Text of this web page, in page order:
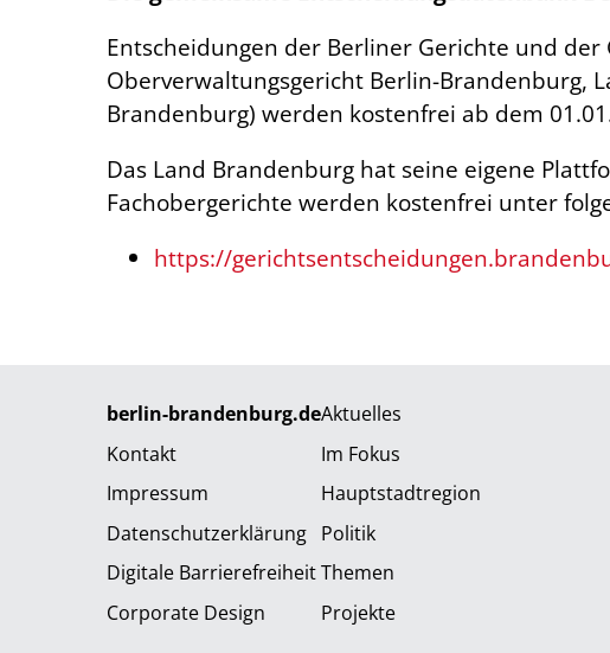
Entscheidungen der Berliner Gerichte und
Oberverwaltungsgericht Berlin-Brandenburg,
Brandenburg) werden kostenfrei ab dem
Das Land Brandenburg hat seine eigene
Fachobergerichte werden kostenfrei unter
https://
berlin-brandenburg.de
Kontakt
Impressum
Datenschutzerklärung
Digitale Barrierefreiheit
Corporate Design
Aktuelles
Im Fokus
Hauptstadtregion
Politik
Themen
Projekte